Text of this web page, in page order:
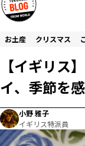
お土産 クリスマス
【イギリス
イ、季節を
小野 雅子
イギリス特派員